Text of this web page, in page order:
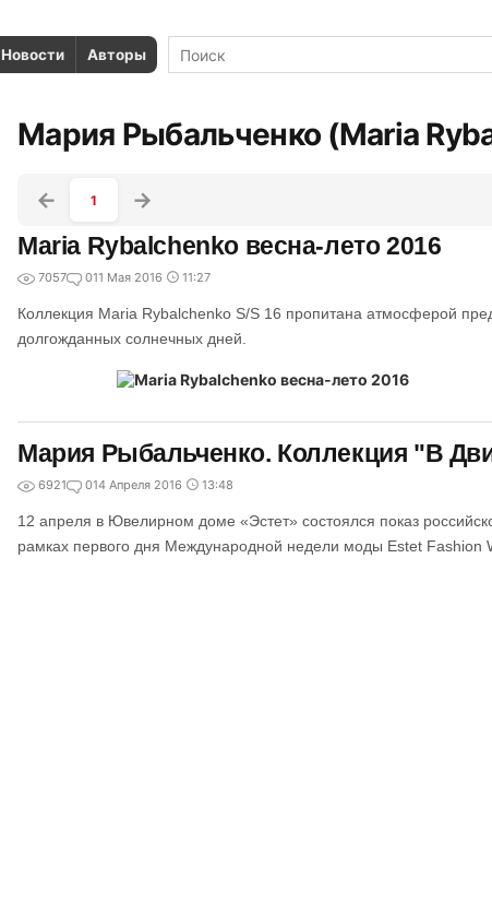
Новости Авторы
Мария Рыбальченко (Maria
1
Maria Rybalchenko весна-лето 2016
7057 011 Мая 2016 11:27
Коллекция Maria Rybalchenko S/S 16 пропитана атмосферой
долгожданных солнечных дней.
Мария Рыбальченко. Коллекция "В
6921 014 Апреля 2016 13:48
12 апреля в Ювелирном доме «Эстет» состоялся показ
рамках первого дня Международной недели моды Estet Fashion